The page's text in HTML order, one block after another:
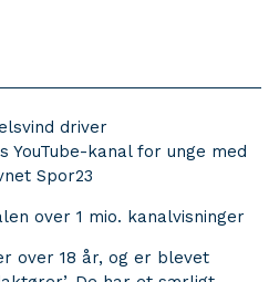
driver
YouTube-kanal for unge med
Spor23
over 1 mio. kanalvisninger
over 18 år, og er blevet